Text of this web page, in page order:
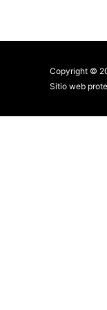
Copyright ©
Sitio web